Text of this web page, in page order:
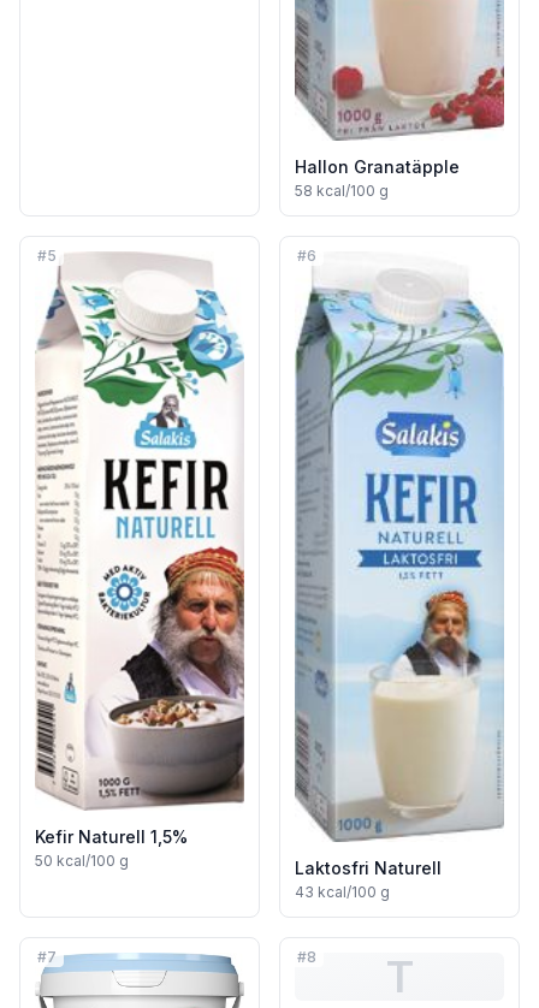
Hallon Granatäpple
58 kcal/100 g
#5
Kefir Naturell 1,5%
50 kcal/100 g
#6
Laktosfri Naturell
43 kcal/100 g
#7 #8 T